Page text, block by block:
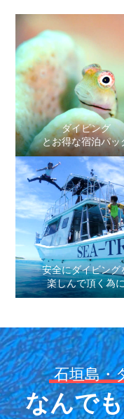
ダイビング
とお得な宿泊パッ
安全にダイビング
楽しんで頂く為
石垣島・
なんで